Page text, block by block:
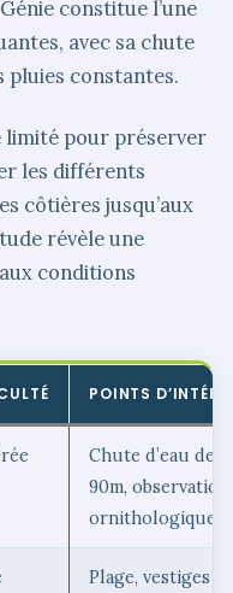
constitue l’une
avec sa chute
pluies constantes.
limité pour préserver
les différents
côtières jusqu’aux
révèle une
conditions
POINTS
Chute d’eau de
90m, observation
ornithologique
Plage, vestiges